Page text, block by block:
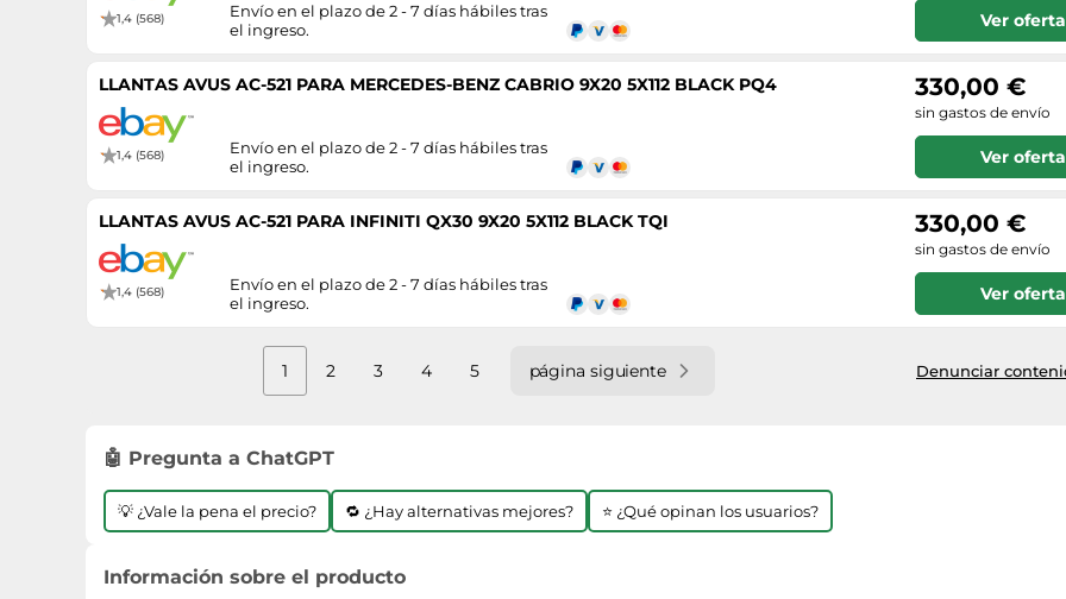
1,4 (568)
Envío en el plazo de 2 - 7 días hábiles tras
el ingreso.
Ver oferta
LLANTAS AVUS AC-521 PARA MERCEDES-BENZ CABRIO 9X20 5X112 BLACK PQ4
1,4 (568)
Envío en el plazo de 2 - 7 días hábiles tras
el ingreso.
330,00 €
sin gastos de envío
Ver oferta
LLANTAS AVUS AC-521 PARA INFINITI QX30 9X20 5X112 BLACK TQI
1,4 (568)
Envío en el plazo de 2 - 7 días hábiles tras
el ingreso.
330,00 €
sin gastos de envío
Ver oferta
1 2 3 4 5 página siguiente Denunciar
🤖 Pregunta a ChatGPT
💡 ¿Vale la pena el precio? 🔁 ¿Hay alternativas mejores? ⭐ ¿Qué opinan los usuarios?
Información sobre el producto